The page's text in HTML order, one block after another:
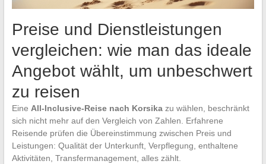
Preise und Dienstleistungen
vergleichen: wie man das ideale
Angebot wählt, um unbeschwert
zu reisen
Eine All-Inclusive-Reise nach Korsikazu wählen, beschränkt
sich nicht mehr auf den Vergleich von Zahlen. Erfahrene
Reisende prüfen die Übereinstimmung zwischen Preis und
Leistungen: Qualität der Unterkunft, Verpflegung, enthaltene
Aktivitäten, Transfermanagement, alles zählt.